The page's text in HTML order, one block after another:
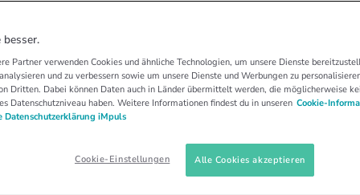
auf dem
wieder hinunter. Bikeguide Beat Habegger
ans Ziel kommt.
besser.
Partner verwenden Cookies und ähnliche Technologien, um unsere Dienste
und zu verbessern sowie um unsere Dienste und Werbungen zu
Dritten. Dabei können Daten auch in Länder übermittelt werden, die möglicherweise
Datenschutzniveau haben. Weitere Informationen findest du in unseren Cookie-
Datenschutzerklärung iMpuls
Cookie-Einstellungen Alle Cookies akzeptieren